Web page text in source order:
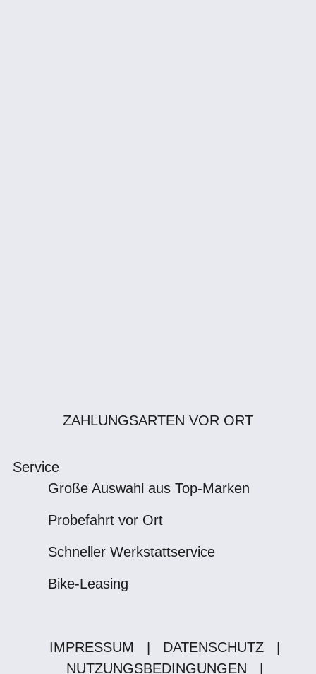
ZAHLUNGSARTEN VOR ORT
Service
Große Auswahl aus Top-Marken
Probefahrt vor Ort
Schneller Werkstattservice
Bike-Leasing
IMPRESSUM DATENSCHUTZ
NUTZUNGSBEDINGUNGEN